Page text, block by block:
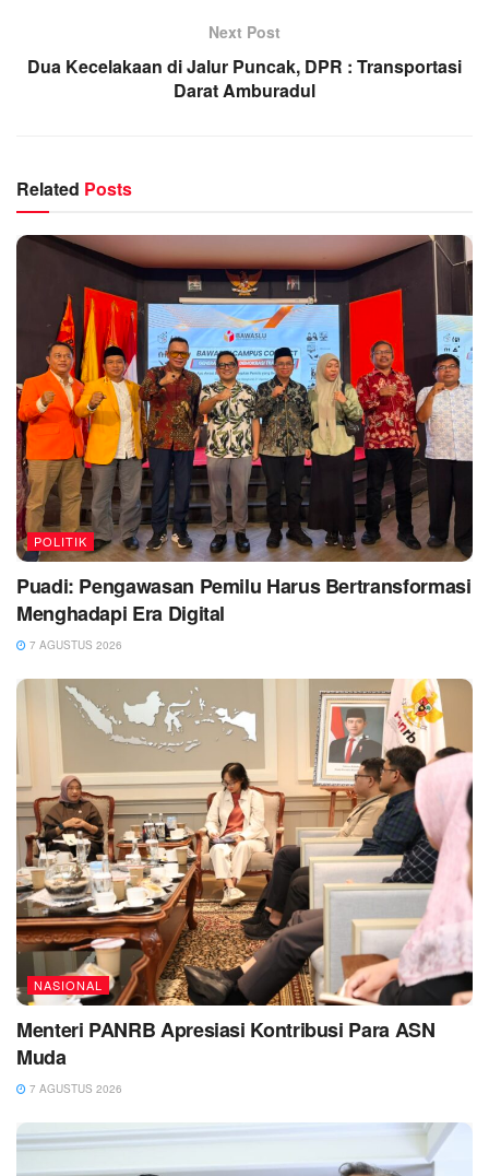
Next Post
Dua Kecelakaan di Jalur Puncak, DPR : Transportasi
Darat Amburadul
Related Posts
POLITIK
Puadi: Pengawasan Pemilu Harus Bertransformasi
Menghadapi Era Digital
7 AGUSTUS 2026
NASIONAL
Menteri PANRB Apresiasi Kontribusi Para ASN
Muda
7 AGUSTUS 2026